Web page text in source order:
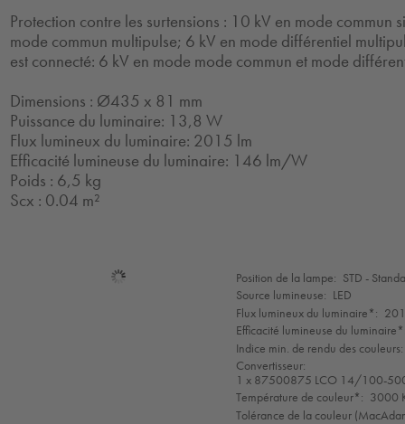
Protection contre les surtensions : 10 kV en mode commun
mode commun multipulse; 6 kV en mode différentiel
est connecté: 6 kV en mode mode commun et mode
Dimensions : Ø435 x 81 mm
Puissance du luminaire: 13,8 W
Flux lumineux du luminaire: 2015 lm
Efficacité lumineuse du luminaire: 146 lm/W
Poids : 6,5 kg
Scx : 0.04 m²
Sélection
de
mode
Position de la lampe: STD -
Source lumineuse: LED
Flux lumineux du luminaire*:
Efficacité lumineuse du
Indice min. de rendu des couleurs:
Convertisseur:
1 x 87500875 LCO 14/100-
Température de couleur*: 3000
Tolérance de la couleur